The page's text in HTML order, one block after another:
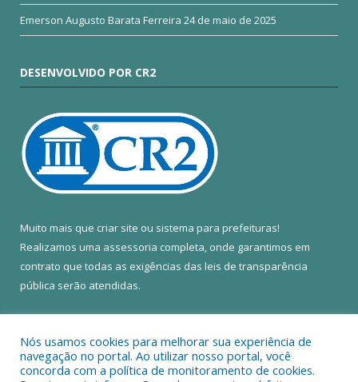
Emerson Augusto Barata Ferreira 24 de maio de 2025
DESENVOLVIDO POR CR2
Muito mais que criar site ou sistema para prefeituras!
Realizamos uma assessoria completa, onde garantimos em
contrato que todas as exigências das leis de transparência
pública serão atendidas.
Nós usamos cookies para melhorar sua experiência de
navegação no portal. Ao utilizar nosso portal, você
concorda com a política de monitoramento de cookies.